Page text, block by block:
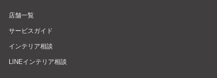
店舗一覧
サービスガイド
インテリア相談
LINEインテリア相談